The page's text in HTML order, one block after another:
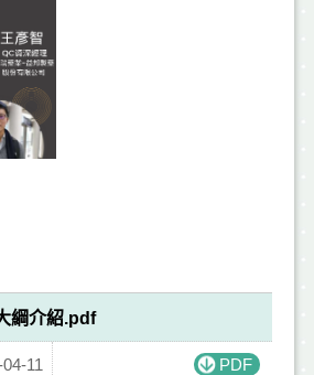
綱介紹.pdf
11 PDF